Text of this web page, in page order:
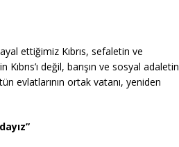
ettiğimiz Kıbrıs, sefaletin ve
değil, barışın ve sosyal adaletin
evlatlarının ortak vatanı, yeniden